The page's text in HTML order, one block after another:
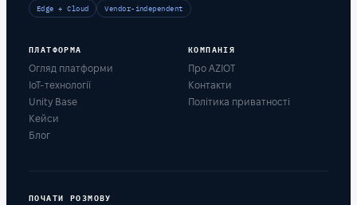
Edge + Cloud Vendor-independent
ПЛАТФОРМА
Огляд платформи
IoT-технології
Unity Base
Кейси
Блог
КОМПАНІЯ
Про AZIOT
Контакти
Політика приватності
ПОЧАТИ РОЗМОВУ